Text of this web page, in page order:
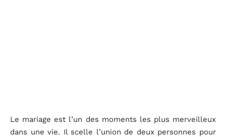
Le mariage est l’un des moments les plus merveilleux
dans une vie. Il scelle l’union de deux personnes pour